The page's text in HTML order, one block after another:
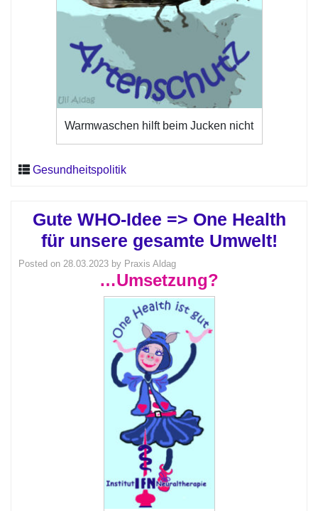
Warmwaschen hilft beim Jucken nicht
Gesundheitspolitik
Gute WHO-Idee => One Health
für unsere gesamte Umwelt!
Posted on 28.03.2023 by Praxis Aldag
…Umsetzung?